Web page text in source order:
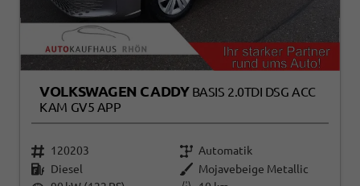
VOLKSWAGEN CADDY BASIS 2.0TDI DSG ACC
KAM GV5 APP
120203
Automatik
Diesel
Mojavebeige Metallic